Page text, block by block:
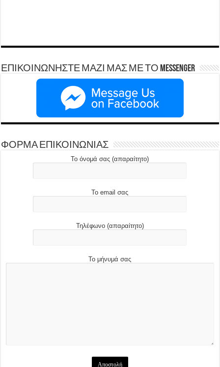
ΕΠΙΚΟΙΝΩΝΗΣΤΕ ΜΑΖΙ ΜΑΣ ΜΕ ΤΟ Messenger
ΦΟΡΜΑ ΕΠΙΚΟΙΝΩΝΙΑΣ
Το όνομά σας (απαραίτητο)
Το email σας
Τηλέφωνο (απαραίτητο)
Το μήνυμά σας